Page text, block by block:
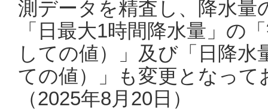
測データを精査し、降水
「日最大1時間降水量」の
しての値）」及び「日降
ての値）」も変更となっ
（2025年8月20日）